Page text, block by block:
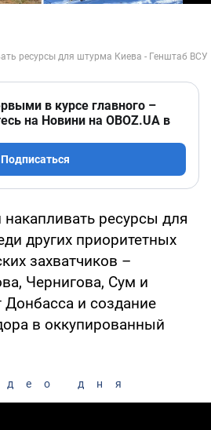
в курсе главного –
на Новини на OBOZ.UA в
Подписаться
ресурсы для
других приоритетных
захватчиков –
Чернигова, Сум и
Донбасса и создание
в оккупированный
дня